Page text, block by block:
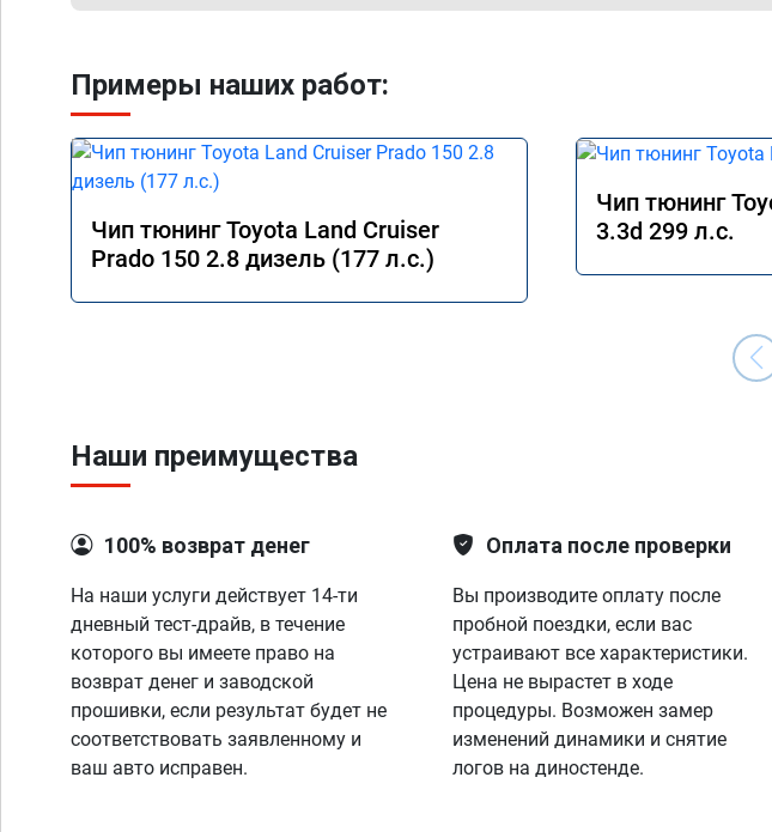
Примеры наших работ:
Чип тюнинг Toyota Land Cruiser
Prado 150 2.8 дизель (177 л.с.)
Чип тюнинг
3.3d 299 л.с.
Наши преимущества
100% возврат денег
На наши услуги действует 14-ти
дневный тест-драйв, в течение
которого вы имеете право на
возврат денег и заводской
прошивки, если результат будет не
соответствовать заявленному и
ваш авто исправен.
Оплата после проверки
Вы производите оплату после
пробной поездки, если вас
устраивают все характеристики.
Цена не вырастет в ходе
процедуры. Возможен замер
изменений динамики и снятие
логов на диностенде.